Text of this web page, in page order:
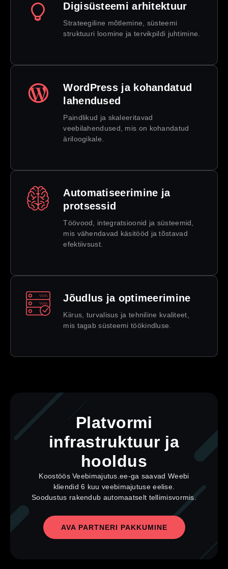
Digisüsteemi arhitektuur
Strateegiline mõtlemine, süsteemi
struktuuri loomine ja tervikpildi juhtimine.
WordPress ja kohandatud
lahendused
Paindlikud ja skaleeritavad
veebilahendused, mis on kohandatud
äriloogikale.
Automatiseerimine ja
protsessid
Töövood, integratsioonid ja süsteemid,
mis vähendavad käsitööd ja tõstavad
efektiivsust.
Jõudlus ja optimeerimine
Kiirus, turvalisus ja tehniline kvaliteet,
mis tagab süsteemi töökindluse.
Platvormi
infrastruktuur ja
hooldus
Koostöös Veebimajutus.ee-ga saavad Weebi
kliendid 6 kuu veebimajutuse eelise.
Soodustus rakendub automaatselt tellimisvormis.
AVA PARTNERI PAKKUMINE